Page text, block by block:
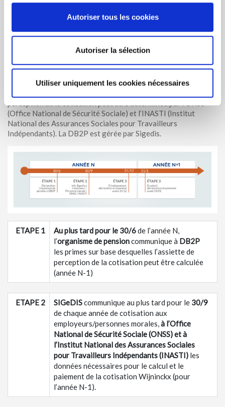
Autoriser tous les cookies
Autoriser la sélection
Utiliser uniquement les cookies nécessaires
primes/contributions 2012), la procédure(transitoire) relative
à la cotisation Wijninckx se déroule en3 temps. Le rôle de
Vivium en tant qu’organisme de pension se limite à la
déclaration annuelle à la DB2P (Banque de Données 2e Pilier)
perception de la cotisation peut être déterminée par l’ONSS
(Office National de Sécurité Sociale) et l’INASTI (Institut
National des Assurances Sociales pour Travailleurs
Indépendants). La DB2P est gérée par Sigedis.
ETAPE 1 Au plus tard pour le 30/6de l’année N,
l’organisme de pensioncommunique à DB2P
les primes sur base desquelles l’assiette de
perception de la cotisation peut être calculée
(année N-1)
ETAPE 2 SIGeDIScommunique au plus tard pour le 30/9
de chaque année de cotisation aux
employeurs/personnes morales,à l’Office
National de Sécurité Sociale (ONSS) et à
l’Institut National des Assurances Sociales
pour Travailleurs Indépendants (INASTI) les
données nécessaires pour le calcul et le
paiement de la cotisation Wijninckx (pour
l’année N-1).